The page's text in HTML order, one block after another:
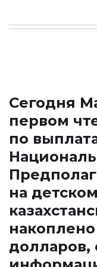
Сегодня
первом
по
на
долларов,